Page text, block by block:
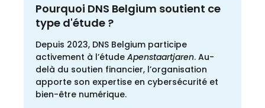
Pourquoi DNS Belgium soutient ce
type d'étude ?
Depuis 2023, DNS Belgium participe
activement à l’étude Apenstaartjaren. Au-
delà du soutien financier, l’organisation
apporte son expertise en cybersécurité et
bien-être numérique.